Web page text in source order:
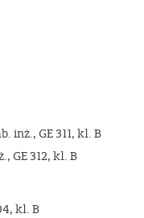
inż., GE 311, kl. B
GE 312, kl. B
kl. B